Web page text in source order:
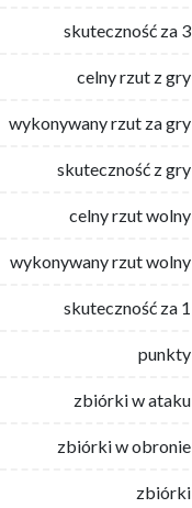
skuteczność za 3
celny rzut z gry
wykonywany rzut za gry
skuteczność z gry
celny rzut wolny
wykonywany rzut wolny
skuteczność za 1
punkty
zbiórki w ataku
zbiórki w obronie
zbiórki
skuteczność za 3
celny rzut z gry
wykonywany rzut za gry
skuteczność z gry
celny rzut wolny
wykonywany rzut wolny
skuteczność za 1
punkty
zbiórki w ataku
zbiórki w obronie
zbiórki